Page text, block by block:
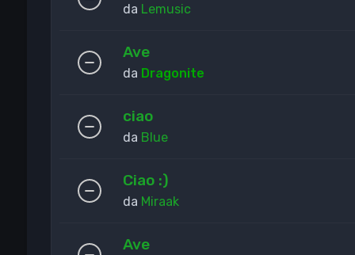
da Lemusic
Ave
da Dragonite
ciao
da Blue
Ciao :)
da Miraak
Ave